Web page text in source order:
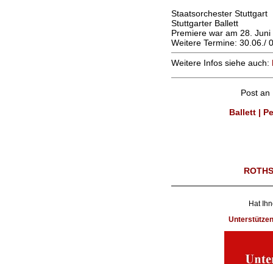
Staatsorchester Stuttgart
Stuttgarter Ballett
Premiere war am 28. Juni
Weitere Termine: 30.06./
Weitere Infos siehe auch:
Post an
Ballett |
Hat